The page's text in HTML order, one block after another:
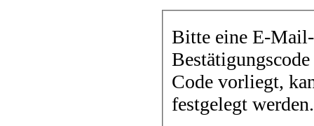
Bitte eine E-
Code vorliegt,
festgelegt werden.